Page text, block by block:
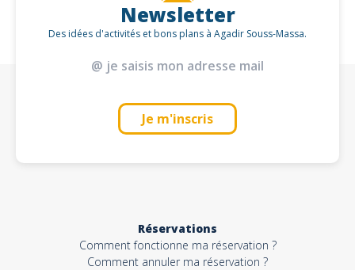
Newsletter
Des idées d'activités et bons plans à Agadir Souss-Massa.
Je m'inscris
Réservations
Comment fonctionne ma réservation ?
Comment annuler ma réservation ?